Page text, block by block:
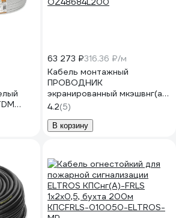
63 273 ₽316.36 ₽/м
Кабель монтажный
ПРОВОДНИК
экранированный мкэшвнг(a)-
ls 2x2х1 мм2, 200м
OZ48684L200
4.2(5)
В корзину